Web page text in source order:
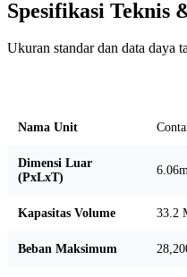
Spesifikasi Teknis
Ukuran standar dan data daya
Nama Unit
Dimensi Luar
(PxLxT)
Kapasitas Volume 33.2
Beban Maksimum